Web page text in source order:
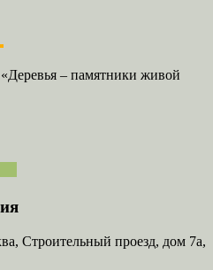
Строительный проезд, дом 7а,